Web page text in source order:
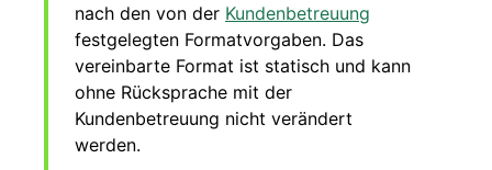
nach den von der Kundenbetreuung
festgelegten Formatvorgaben. Das
vereinbarte Format ist statisch und kann
ohne Rücksprache mit der
Kundenbetreuung nicht verändert
werden.